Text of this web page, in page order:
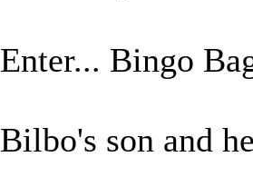
Enter... Bingo
Bilbo's son and